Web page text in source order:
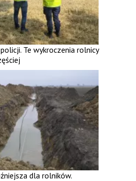
Te wykroczenia rolnicy
dla rolników.